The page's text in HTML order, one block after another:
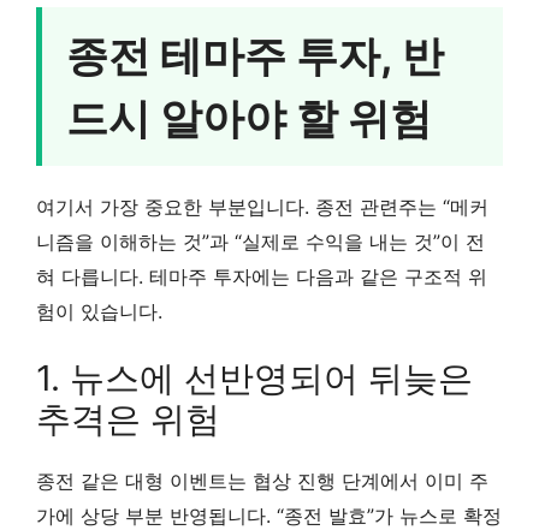
종전 테마주 투자, 반
드시 알아야 할 위험
여기서 가장 중요한 부분입니다. 종전 관련주는 “메커
니즘을 이해하는 것”과 “실제로 수익을 내는 것”이 전
혀 다릅니다. 테마주 투자에는 다음과 같은 구조적 위
험이 있습니다.
1. 뉴스에 선반영되어 뒤늦은
추격은 위험
종전 같은 대형 이벤트는 협상 진행 단계에서 이미 주
가에 상당 부분 반영됩니다. “종전 발효”가 뉴스로 확정